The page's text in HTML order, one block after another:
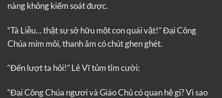
nàng không kiểm soát được.
“Tà Liễu… thật sự sở hữu một con quái vật!” Đại Công
Chúa mím môi, thanh âm có chút ghen ghét.
“Đến lượt ta hỏi!” Lê Vĩ tủm tỉm cười:
“Đại Công Chúa ngươi và Giáo Chủ có quan hệ gì? Vì sao